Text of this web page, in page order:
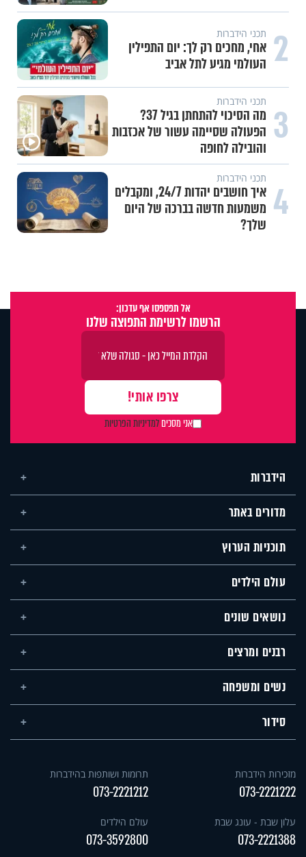
2 תכני הידברות
אחי, מחכים רק לך: יום התפילין
העולמי מגיע לתל אביב
3 תכני הידברות
מה הסיכוי להתחתן בגיל 37?
הפעולה שסיימה עשור של אכזבות
והובילה לחופה
4 תכני הידברות
איך חושבים יהדות 24/7, ומקבלים
משמעות חדשה בברכה של היום
שלך?
אל תפספסו אף עדכון:
הרשמו לרשימת התפוצה שלנו
אני מסכיםלמדיניות הפרטיות
הידברות
מדורים באתר
תוכניות הערוץ
עולם הילדים
נושאים שונים
רבנים ומרצים
נשים ומשפחה
סידור
מזכירות הידברות
073-2221222
תרומות ושותפות בהידברות
073-2221212
עלון שבת - עונג שבת
073-2221388
עולם הילדים
073-3592800